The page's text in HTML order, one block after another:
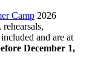
Camp 2026
and are at
December 1,